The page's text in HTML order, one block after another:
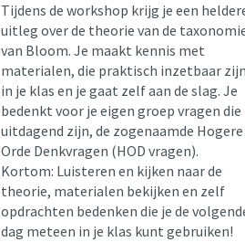
Tijdens de workshop krijg je een
uitleg over de theorie van de
van Bloom. Je maakt kennis met
materialen, die praktisch inzetbaar
in je klas en je gaat zelf aan de slag. Je
bedenkt voor je eigen groep vragen die
uitdagend zijn, de zogenaamde Hogere
Orde Denkvragen (HOD vragen).
Kortom: Luisteren en kijken naar de
theorie, materialen bekijken en zelf
opdrachten bedenken die je de
dag meteen in je klas kunt gebruiken!